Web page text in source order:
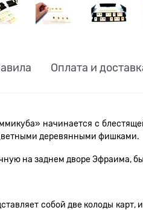
Оплата и
начинается с
деревянными фишками.
на заднем дворе Эфраима,
собой две колоды